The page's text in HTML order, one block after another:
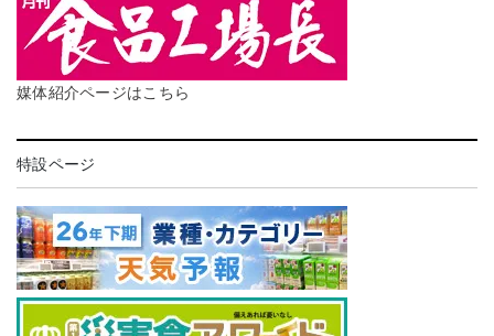
媒体紹介ページはこちら
特設ページ